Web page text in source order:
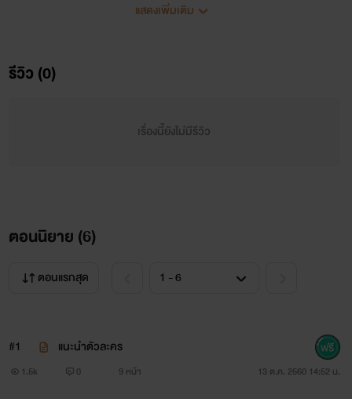
แสดงเพิ่มเติม
รีวิว (0)
เรื่องนี้ยังไม่มีรีวิว
ตอนนิยาย (6)
ตอนแรกสุด
#1 แนะนำตัวละคร
1.5k 0 9 หน้า 13 ต.ค. 2560 14:52 น.